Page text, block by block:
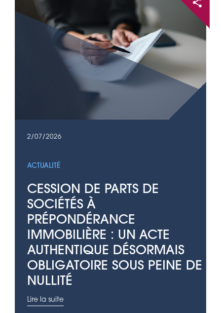
2/07/2026
ACTUALITÉ
CESSION DE PARTS DE
SOCIÉTÉS À
PRÉPONDÉRANCE
IMMOBILIÈRE : UN ACTE
AUTHENTIQUE DÉSORMAIS
OBLIGATOIRE SOUS PEINE DE
NULLITÉ
Lire la suite